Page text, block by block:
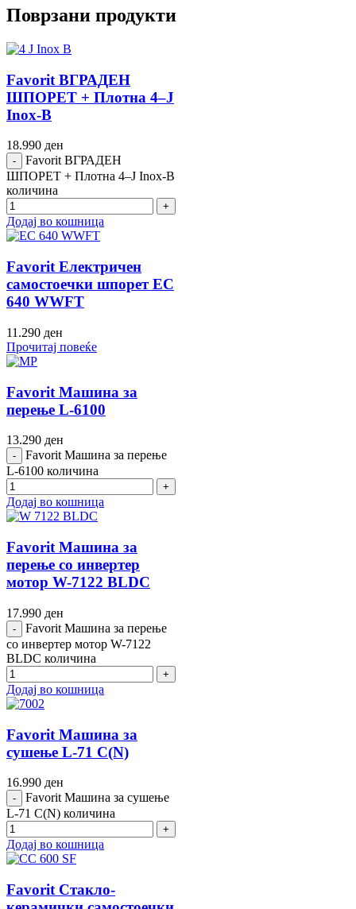
Поврзани продукти
Favorit ВГРАДЕН
ШПОРЕТ + Плотна 4–J
Inox-B
18.990 ден
Favorit ВГРАДЕН
ШПОРЕТ + Плотна 4–J Inox-B
количина
Додај во кошница
Favorit Електричен
самостоечки шпорет EC
640 WWFT
11.290 ден
Прочитај повеќе
Favorit Машина за
перење L-6100
13.290 ден
Favorit Машина за перење
L-6100 количина
Додај во кошница
Favorit Машина за
перење со инвертер
мотор W-7122 BLDC
17.990 ден
Favorit Машина за перење
со инвертер мотор W-7122
BLDC количина
Додај во кошница
Favorit Машина за
сушење L-71 C(N)
16.990 ден
Favorit Машина за сушење
L-71 C(N) количина
Додај во кошница
Favorit Стакло-